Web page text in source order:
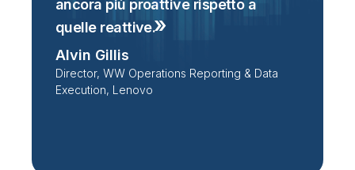
ancora più proattive rispetto a
quelle reattive.
Alvin Gillis
Director, WW Operations Reporting & Data
Execution, Lenovo